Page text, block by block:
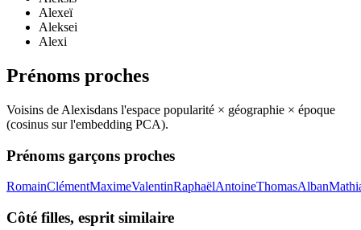
Alexeï
Aleksei
Alexi
Prénoms proches
Voisins de Alexisdans l'espace popularité × géographie × époque
(cosinus sur l'embedding PCA).
Prénoms garçons proches
RomainClémentMaximeValentinRaphaëlAntoineThomasAlban
Côté filles, esprit similaire